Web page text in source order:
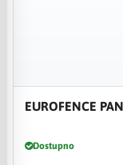
EUROFENCE
Dostupno